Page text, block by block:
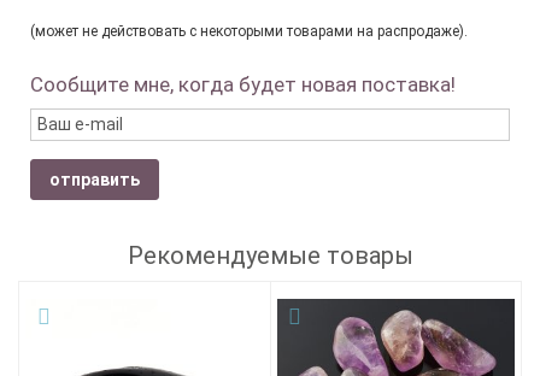
(может не действовать с некоторыми товарами на распродаже).
Сообщите мне, когда будет новая поставка!
отправить
Рекомендуемые товары